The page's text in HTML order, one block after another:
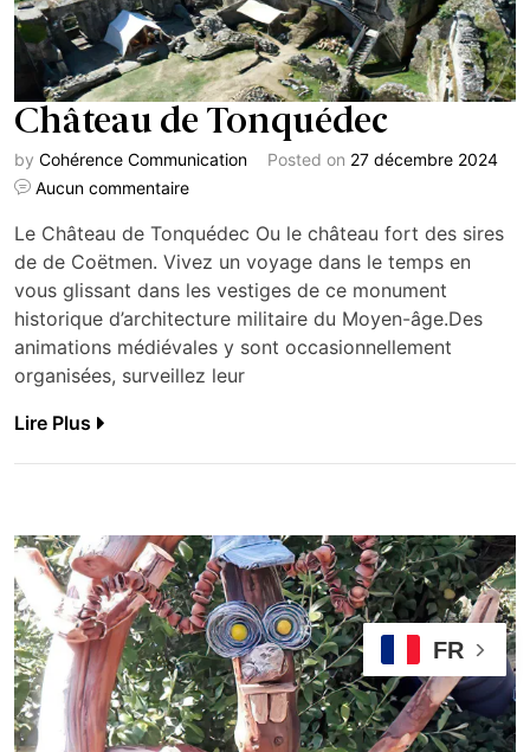
Château de Tonquédec
by Cohérence Communication Posted on 27 décembre 2024
Aucun commentaire
Le Château de Tonquédec Ou le château fort des sires
de de Coëtmen. Vivez un voyage dans le temps en
vous glissant dans les vestiges de ce monument
historique d’architecture militaire du Moyen-âge.Des
animations médiévales y sont occasionnellement
organisées, surveillez leur
Lire Plus
FR